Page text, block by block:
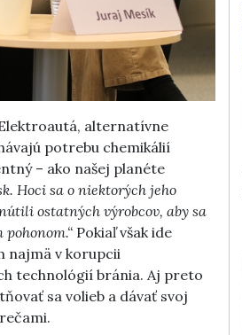
alternatívne
potrebu chemikálií
– ako našej planéte
Hoci sa o niektorých jeho
ostatných výrobcov, aby sa
Pokiaľ však ide
najmä v korupcii
technológií bránia. Aj preto
sa volieb a dávať svoj